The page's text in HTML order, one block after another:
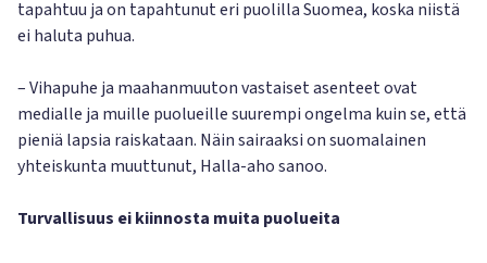
tapahtuu ja on tapahtunut eri puolilla Suomea, koska niistä
ei haluta puhua.
– Vihapuhe ja maahanmuuton vastaiset asenteet ovat
medialle ja muille puolueille suurempi ongelma kuin se, että
pieniä lapsia raiskataan. Näin sairaaksi on suomalainen
yhteiskunta muuttunut, Halla-aho sanoo.
Turvallisuus ei kiinnosta muita puolueita